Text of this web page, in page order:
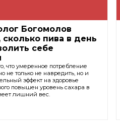
Богомолов
сколько пива в день
себе
что умеренное потребление
не только не навредить, но и
эффект на здоровье
повышен уровень сахара в
лишний вес.